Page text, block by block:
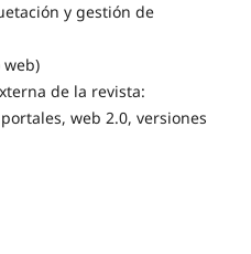
y gestión de
de la revista:
web 2.0, versiones